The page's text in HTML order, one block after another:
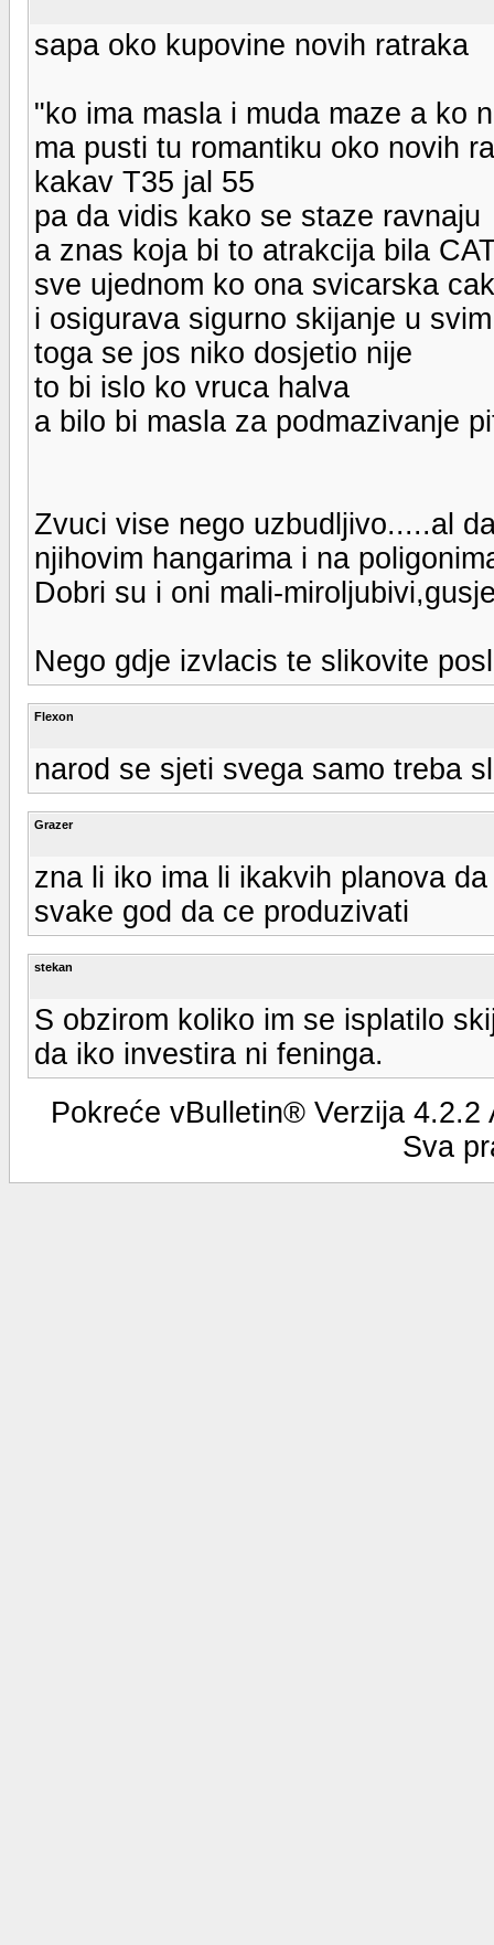
sapa oko kupovine novih ratraka
"ko ima masla i muda maze a ko
ma pusti tu romantiku oko novih
kakav T35 jal 55
pa da vidis kako se staze ravnaju
a znas koja bi to atrakcija bila
sve ujednom ko ona svicarska
i osigurava sigurno skijanje u
toga se jos niko dosjetio nije
to bi islo ko vruca halva
a bilo bi masla za podmazivanje
Zvuci vise nego uzbudljivo.....al
njihovim hangarima i na
Dobri su i oni mali-
Nego gdje izvlacis te slikovite
Flexon
narod se sjeti svega samo treba
Grazer
zna li iko ima li ikakvih planova
svake god da ce produzivati
stekan
S obzirom koliko im se isplatilo
da iko investira ni feninga.
Pokreće vBulletin® Verzija
Sva